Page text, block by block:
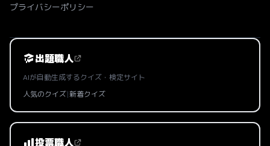
プライバシーポリシー
出題職人
AIが自動生成するクイズ・検定サイト
人気のクイズ|新着クイズ
投票職人